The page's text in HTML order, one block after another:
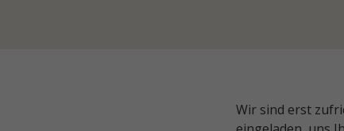
Wir sind erst